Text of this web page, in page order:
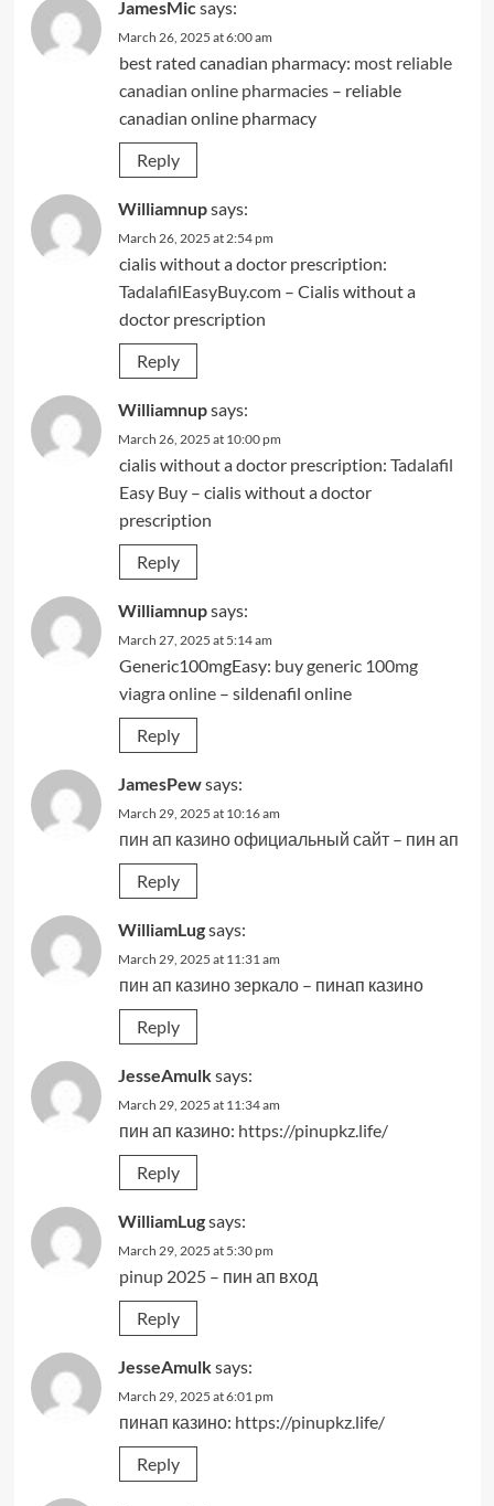
JamesMic says:
March 26, 2025 at 6:00 am
best rated canadian pharmacy: most reliable
canadian online pharmacies– reliable
canadian online pharmacy
Reply
Williamnupsays:
March 26, 2025 at 2:54 pm
cialis without a doctor prescription:
TadalafilEasyBuy.com– Cialis without a
doctor prescription
Reply
Williamnupsays:
March 26, 2025 at 10:00 pm
cialis without a doctor prescription: Tadalafil
Easy Buy– cialis without a doctor
prescription
Reply
Williamnupsays:
March 27, 2025 at 5:14 am
Generic100mgEasy: buy generic 100mg
viagra online– sildenafil online
Reply
JamesPewsays:
March 29, 2025 at 10:16 am
пин ап казино официальный сайт– пин ап
Reply
WilliamLugsays:
March 29, 2025 at 11:31 am
пин ап казино зеркало– пинап казино
Reply
JesseAmulksays:
March 29, 2025 at 11:34 am
пин ап казино: https://pinupkz.life/
Reply
WilliamLugsays:
March 29, 2025 at 5:30 pm
pinup 2025– пин ап вход
Reply
JesseAmulksays:
March 29, 2025 at 6:01 pm
пинап казино: https://pinupkz.life/
Reply